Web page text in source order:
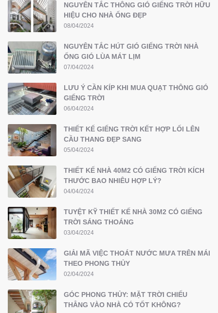
NGUYÊN TẮC THÔNG GIÓ GIẾNG TRỜI HỮU
HIỆU CHO NHÀ ỐNG ĐẸP
08/04/2024
NGUYÊN TẮC HÚT GIÓ GIẾNG TRỜI NHÀ
ỐNG GIÓ LÙA MÁT LỊM
07/04/2024
LƯU Ý CẦN KÍP KHI MUA QUẠT THÔNG GIÓ
GIẾNG TRỜI
06/04/2024
THIẾT KẾ GIẾNG TRỜI KẾT HỢP LỐI LÊN
CẦU THANG ĐẸP SANG
05/04/2024
THIẾT KẾ NHÀ 40M2 CÓ GIẾNG TRỜI KÍCH
THƯỚC BAO NHIÊU HỢP LÝ?
04/04/2024
TUYỆT KỸ THIẾT KẾ NHÀ 30M2 CÓ GIẾNG
TRỜI SÁNG THOÁNG
03/04/2024
GIẢI MÃ VIỆC THOÁT NƯỚC MƯA TRÊN MÁI
THEO PHONG THỦY
02/04/2024
GÓC PHONG THỦY: MẶT TRỜI CHIẾU
THẲNG VÀO NHÀ CÓ TỐT KHÔNG?